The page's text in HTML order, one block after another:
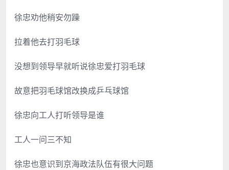
徐忠劝他稍安勿躁
拉着他去打羽毛球
没想到领导早就听说徐忠爱打羽毛球
故意把羽毛球馆改换成乒乓球馆
徐忠向工人打听领导是谁
工人一问三不知
徐忠也意识到京海政法队伍有很大问题